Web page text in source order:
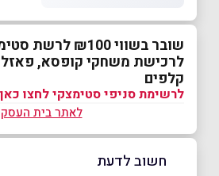
שובר בשווי ₪100
לרכישת משחקי קופסא,
קלפים
לרשימת סניפי סטימצקי לחצו
לאתר בית העסק
חשוב לדעת